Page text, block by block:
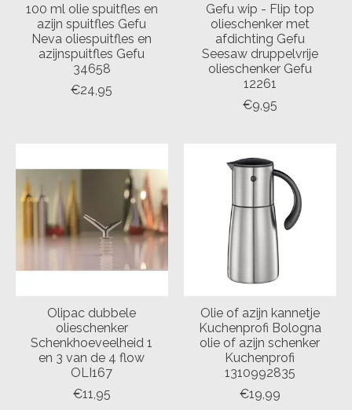
100 ml olie spuitfles en
azijn spuitfles Gefu
Neva oliespuitfles en
azijnspuitfles Gefu
34658
€24,95
Gefu wip - Flip top
olieschenker met
afdichting Gefu
Seesaw druppelvrije
olieschenker Gefu
12261
€9,95
Olipac dubbele
olieschenker
Schenkhoeveelheid 1
en 3 van de 4 flow
OLI167
€11,95
Olie of azijn kannetje
Kuchenprofi Bologna
olie of azijn schenker
Kuchenprofi
1310992835
€19,99